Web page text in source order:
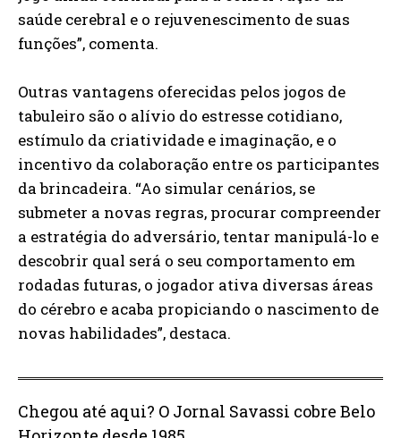
saúde cerebral e o rejuvenescimento de suas
funções”, comenta.
Outras vantagens oferecidas pelos jogos de
tabuleiro são o alívio do estresse cotidiano,
estímulo da criatividade e imaginação, e o
incentivo da colaboração entre os participantes
da brincadeira. “Ao simular cenários, se
submeter a novas regras, procurar compreender
a estratégia do adversário, tentar manipulá-lo e
descobrir qual será o seu comportamento em
rodadas futuras, o jogador ativa diversas áreas
do cérebro e acaba propiciando o nascimento de
novas habilidades”, destaca.
Chegou até aqui? O Jornal Savassi cobre Belo